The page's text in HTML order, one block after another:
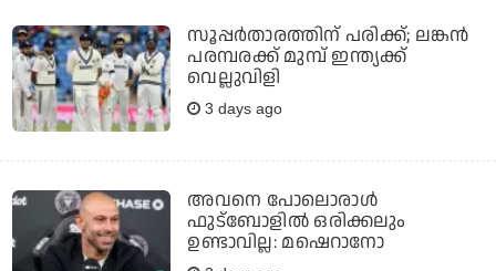
സൂപ്പര്‍താരത്തിന് പരിക്ക്; ലങ്കന്‍
പരമ്പരക്ക് മുമ്പ് ഇന്ത്യക്ക്
വെല്ലുവിളി
3 days ago
അവനെ പോലൊരാൾ
ഫുട്ബോളിൽ ഒരിക്കലും
ഉണ്ടാവില്ല: മഷെറാനോ